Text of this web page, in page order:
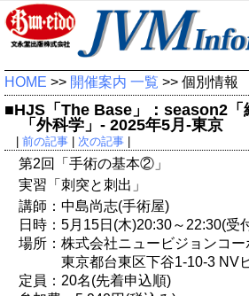
HOME >> 開催案内 一覧 >> 個別情報
■HJS「The Base」：season2「
「外科学」- 2025年5月-東京
| 前の記事| 次の記事|
第2回「手術の基本②」
実習「刺突と刺出」
講師：中島尚志(手術屋)
日時：5月15日(木)20:30～22:30(受
場所：株式会社ニュービジョンコ
東京都台東区下谷1-10-3 NV
定員：20名(先着申込順)